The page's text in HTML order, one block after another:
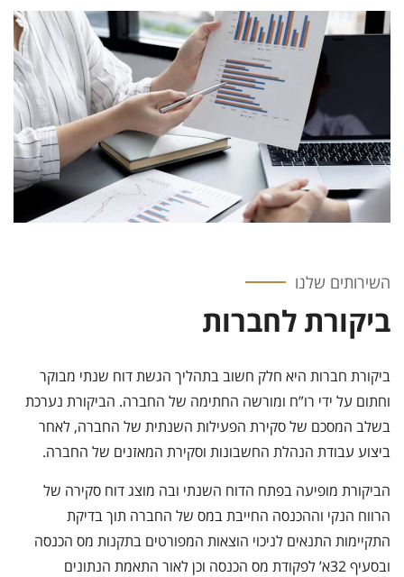
השירותים שלנו
ביקורת לחברות
ביקורת חברות היא חלק חשוב בתהליך הגשת דוח שנתי מבוקר
וחתום על ידי רו”ח ומורשה החתימה של החברה. הביקורת נערכת
בשלב המסכם של סקירת הפעילות השנתית של החברה, לאחר
ביצוע עבודת הנהלת החשבונות וסקירת המאזנים של החברה.
הביקורת מופיעה בפתח הדוח השנתי ובה מוצג דוח סקירה של
הרווח הנקי וההכנסה החייבת במס של החברה תוך בדיקת
התקיימות התנאים לניכוי הוצאות המפורטים בתקנות מס הכנסה
ובסעיף 32א’ לפקודת מס הכנסה וכן לאור התאמת הנתונים